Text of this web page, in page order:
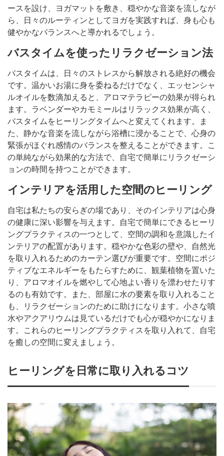
ースを設け、ヨガマットを敷き、穏やかな音楽を流しなが
ら、日々のルーティンとしてヨガを実践すれば、身も心も
健やかなバランスへと導かれるでしょう。
バスタイムを使ったリラクゼーション法
バスタイムは、日々のストレスから解放される絶好の機会
です。温かいお湯に身を委ねるだけでなく、エッセンシャ
ルオイルを数滴加えると、アロマテラピーの効果が得られ
ます。ラベンダーやカモミールはリラックス効果が高く、
バスタイムをヒーリングタイムへと変えてくれます。ま
た、静かな音楽を流しながら浴槽に浸かることで、心身の
緊張がほぐれ感情のバランスを整えることができます。こ
の単純ながら効果的な方法で、自宅で簡単にリラクゼーシ
ョンの時間を持つことができます。
インテリアを活用した空間のヒーリング
自宅は私たちの安らぎの場であり、そのインテリアは心身
の健康に深い影響を与えます。自宅で簡単にできるヒーリ
ングプラクティスの一つとして、空間の調和を意識したイ
ンテリアの配置があります。穏やかな色彩の壁や、自然光
を取り入れるためのカーテン選びが重要です。空間にポジ
ティブなエネルギーをもたらすために、観葉植物を置いた
り、アロマオイルを燃やして心地よい香りを漂わせたりす
るのも有効です。また、部屋に水の要素を取り入れること
も、リラクゼーションのために助けになります。小さな噴
水やアクアリウムは見ているだけでも心が穏やかになりま
す。これらのヒーリングプラクティスを取り入れて、自宅
を癒しの空間に変えましょう。
ヒーリングを日常に取り入れるコツ